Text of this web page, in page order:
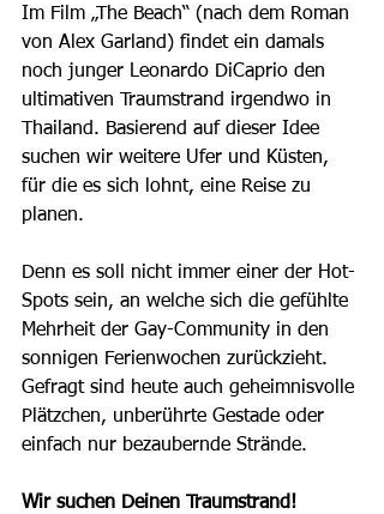
Im Film „The Beach“ (nach dem Roman
von Alex Garland) findet ein damals
noch junger Leonardo DiCaprio den
ultimativen Traumstrand irgendwo in
Thailand. Basierend auf dieser Idee
suchen wir weitere Ufer und Küsten,
für die es sich lohnt, eine Reise zu
planen.
Denn es soll nicht immer einer der Hot-
Spots sein, an welche sich die gefühlte
Mehrheit der Gay-Community in den
sonnigen Ferienwochen zurückzieht.
Gefragt sind heute auch geheimnisvolle
Plätzchen, unberührte Gestade oder
einfach nur bezaubernde Strände.
Wir suchen Deinen Traumstrand!